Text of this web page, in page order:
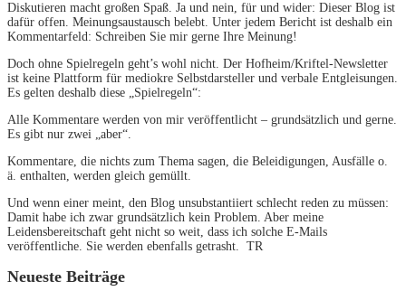
Diskutieren macht großen Spaß. Ja und nein, für und wider: Dieser Blog ist
dafür offen. Meinungsaustausch belebt. Unter jedem Bericht ist deshalb ein
Kommentarfeld: Schreiben Sie mir gerne Ihre Meinung!
Doch ohne Spielregeln geht’s wohl nicht. Der Hofheim/Kriftel-Newsletter
ist keine Plattform für mediokre Selbstdarsteller und verbale Entgleisungen.
Es gelten deshalb diese „Spielregeln“:
Alle Kommentare werden von mir veröffentlicht – grundsätzlich und gerne.
Es gibt nur zwei „aber“.
Kommentare, die nichts zum Thema sagen, die Beleidigungen, Ausfälle o.
ä. enthalten, werden gleich gemüllt.
Und wenn einer meint, den Blog unsubstantiiert schlecht reden zu müssen:
Damit habe ich zwar grundsätzlich kein Problem. Aber meine
Leidensbereitschaft geht nicht so weit, dass ich solche E-Mails
veröffentliche. Sie werden ebenfalls getrasht. TR
Neueste Beiträge